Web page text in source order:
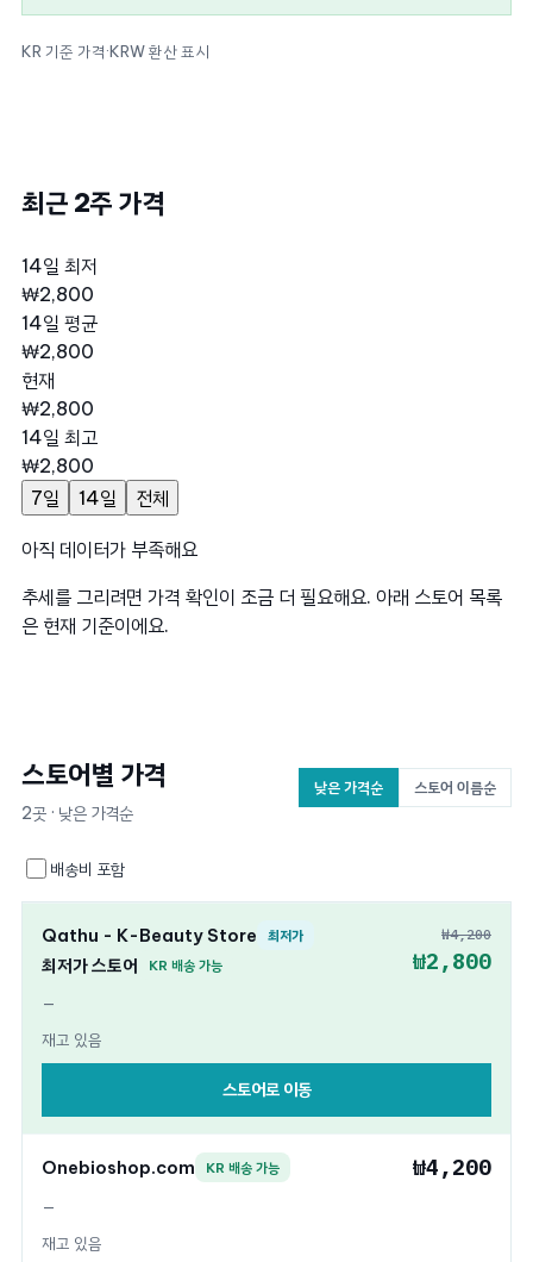
KR 기준 가격·KRW 환산 표시
최근 2주 가격
14일 최저
₩2,800
14일 평균
₩2,800
현재
₩2,800
14일 최고
₩2,800
7일
14일 전체
아직 데이터가 부족해요
추세를 그리려면 가격 확인이 조금 더 필요해요. 아래 스토어 목록
은 현재 기준이에요.
스토어별 가격
2곳 · 낮은 가격순
낮은 가격순 스토어 이름순
배송비 포함
Qathu - K-Beauty Store 최저가
최저가 스토어 KR 배송 가능
—
재고 있음
₩4,200
₩2,800
스토어로 이동
Onebioshop.com KR 배송 가능
—
재고 있음
₩4,200